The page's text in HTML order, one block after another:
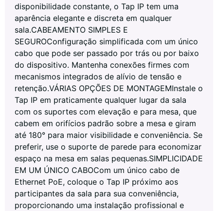
disponibilidade constante, o Tap IP tem uma
aparência elegante e discreta em qualquer
sala.CABEAMENTO SIMPLES E
SEGUROConfiguração simplificada com um único
cabo que pode ser passado por trás ou por baixo
do dispositivo. Mantenha conexões firmes com
mecanismos integrados de alívio de tensão e
retenção.VÁRIAS OPÇÕES DE MONTAGEMInstale o
Tap IP em praticamente qualquer lugar da sala
com os suportes com elevação e para mesa, que
cabem em orifícios padrão sobre a mesa e giram
até 180° para maior visibilidade e conveniência. Se
preferir, use o suporte de parede para economizar
espaço na mesa em salas pequenas.SIMPLICIDADE
EM UM ÚNICO CABOCom um único cabo de
Ethernet PoE, coloque o Tap IP próximo aos
participantes da sala para sua conveniência,
proporcionando uma instalação profissional e